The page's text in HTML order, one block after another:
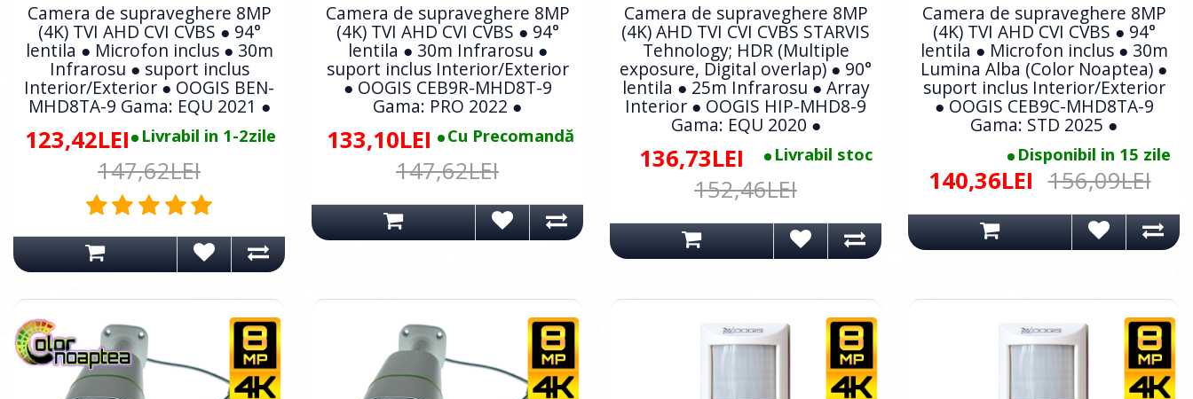
Camera de supraveghere 8MP
(4K) TVI AHD CVI CVBS ● 94°
lentila ● Microfon inclus ● 30m
Infrarosu ● suport inclus
Interior/Exterior ● OOGIS BEN-
MHD8TA-9 Gama: EQU 2021 ●
Livrabil in 1-2zile
123,42LEI
147,62LEI
Camera de supraveghere 8MP
(4K) TVI AHD CVI CVBS ● 94°
lentila ● 30m Infrarosu ●
suport inclus Interior/Exterior
● OOGIS CEB9R-MHD8T-9
Gama: PRO 2022 ●
Cu Precomandă
133,10LEI
147,62LEI
Camera de supraveghere 8MP
(4K) AHD TVI CVI CVBS STARVIS
Tehnology; HDR (Multiple
exposure, Digital overlap) ● 90°
lentila ● 25m Infrarosu ● Array
Interior ● OOGIS HIP-MHD8-9
Gama: EQU 2020 ●
Livrabil stoc
136,73LEI
152,46LEI
Camera de supraveghere 8MP
(4K) TVI AHD CVI CVBS ● 94°
lentila ● Microfon inclus ● 30m
Lumina Alba (Color Noaptea) ●
suport inclus Interior/Exterior
● OOGIS CEB9C-MHD8TA-9
Gama: STD 2025 ●
Disponibil in 15 zile
140,36LEI 156,09LEI